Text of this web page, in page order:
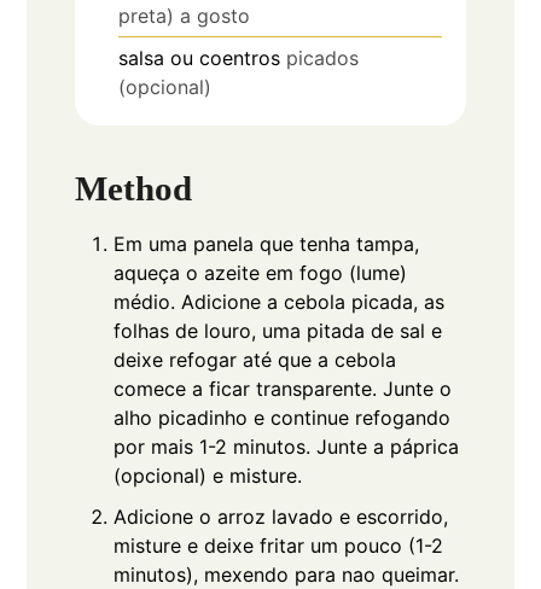
preta) a gosto
salsa ou coentros picados
(opcional)
Method
Em uma panela que tenha tampa,
aqueça o azeite em fogo (lume)
médio. Adicione a cebola picada, as
folhas de louro, uma pitada de sal e
deixe refogar até que a cebola
comece a ficar transparente. Junte o
alho picadinho e continue refogando
por mais 1-2 minutos. Junte a páprica
(opcional) e misture.
Adicione o arroz lavado e escorrido,
misture e deixe fritar um pouco (1-2
minutos), mexendo para nao queimar.